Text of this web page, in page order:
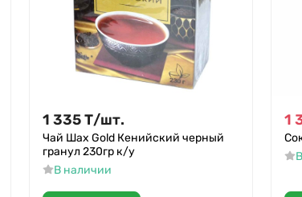
1 335Т/шт.
Чай Шах Gold Кенийский черный
гранул 230гр к/у
В наличии
1